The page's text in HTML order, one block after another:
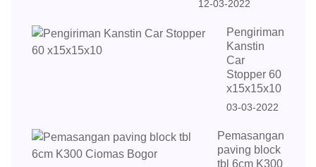
12-03-2022
Pengiriman
Kanstin
Car
Stopper 60
x15x15x10
03-03-2022
Pemasangan
paving block
tbl 6cm K300